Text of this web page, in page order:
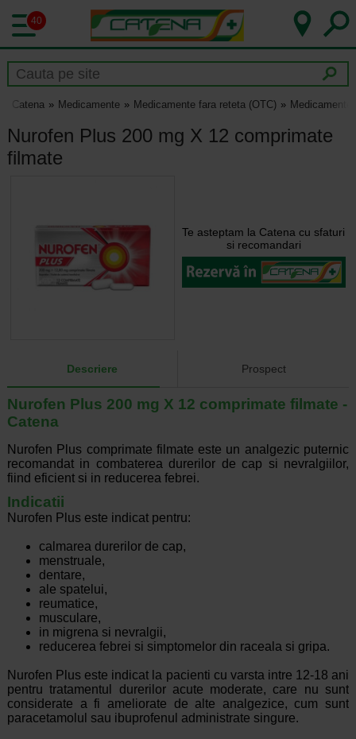
40
Catena Medicamente Medicamente fara reteta (OTC) Medicamente
Nurofen Plus 200 mg X 12 comprimate
filmate
Te asteptam la Catena cu sfaturi
si recomandari
Descriere Prospect
Nurofen Plus 200 mg X 12 comprimate filmate -
Catena
Nurofen Plus comprimate filmate este un analgezic puternic
recomandat in combaterea durerilor de cap si nevralgiilor,
fiind eficient si in reducerea febrei.
Indicatii
Nurofen Plus este indicat pentru:
calmarea durerilor de cap,
menstruale,
dentare,
ale spatelui,
reumatice,
musculare,
in migrena si nevralgii,
reducerea febrei si simptomelor din raceala si gripa.
Nurofen Plus este indicat la pacienti cu varsta intre 12-18 ani
pentru tratamentul durerilor acute moderate, care nu sunt
considerate a fi ameliorate de alte analgezice, cum sunt
paracetamolul sau ibuprofenul administrate singure.